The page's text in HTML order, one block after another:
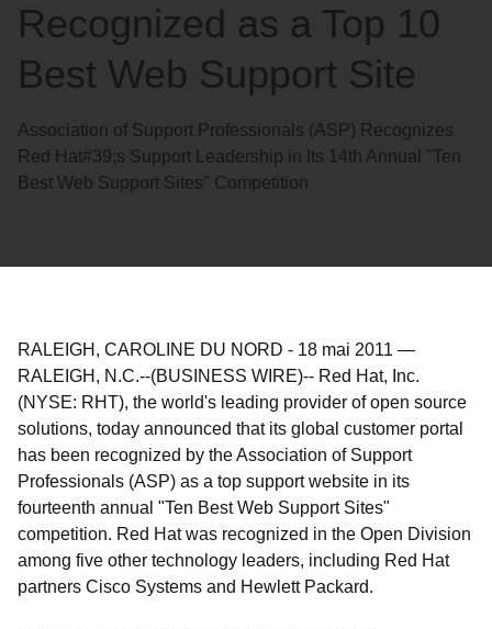
Recognized as a Top 10
Best Web Support Site
Association of Support Professionals (ASP) Recognizes
Red Hat#39;s Support Leadership in Its 14th Annual "Ten
Best Web Support Sites" Competition
RALEIGH, CAROLINE DU NORD - 18 mai 2011 —
RALEIGH, N.C.--(BUSINESS WIRE)-- Red Hat, Inc.
(NYSE: RHT), the world's leading provider of open source
solutions, today announced that its global customer portal
has been recognized by the Association of Support
Professionals (ASP) as a top support website in its
fourteenth annual "Ten Best Web Support Sites"
competition. Red Hat was recognized in the Open Division
among five other technology leaders, including Red Hat
partners Cisco Systems and Hewlett Packard.